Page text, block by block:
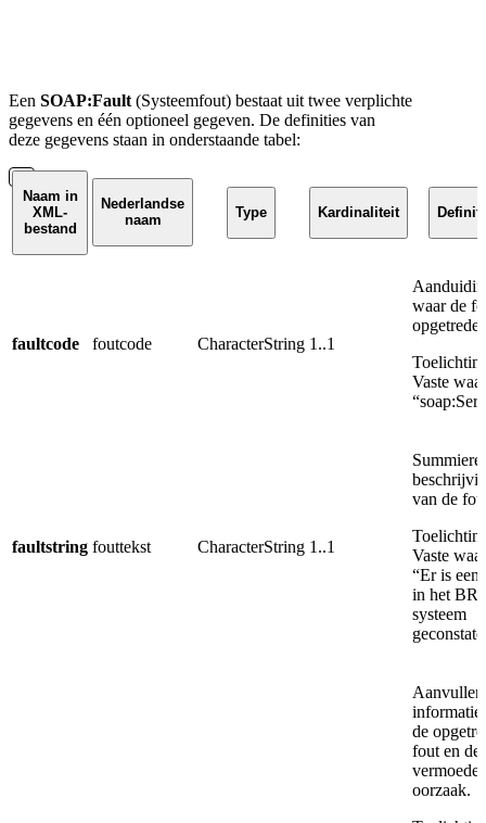
Een SOAP:Fault (Systeemfout) bestaat uit twee verplichte
gegevens en één optioneel gegeven. De definities van
deze gegevens staan in onderstaande tabel:
Naam in
XML-
bestand
Nederlandse
naam
Type Kardinaliteit
faultcode foutcode CharacterString 1..1
waar de
Vaste
faultstring fouttekst CharacterString 1..1
Summiere
van de
Vaste
“Er is een
in het
systeem
informatie
de
fout en de
oorzaak.